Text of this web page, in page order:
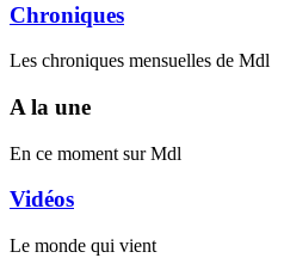
Chroniques
Les chroniques mensuelles de Mdl
A la une
En ce moment sur Mdl
Vidéos
Le monde qui vient